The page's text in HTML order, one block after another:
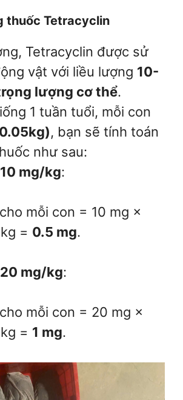
thuốc Tetracyclin
Tetracyclin được sử
vật với liều lượng 10-
lượng cơ thể.
1 tuần tuổi, mỗi con
, bạn sẽ tính toán
như sau:
mg/kg:
mỗi con = 10 mg ×
= 0.5 mg.
mg/kg:
mỗi con = 20 mg ×
= 1 mg.